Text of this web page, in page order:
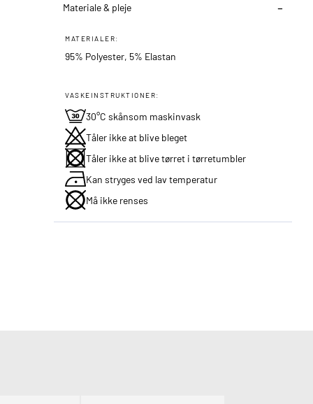
Materiale & pleje
MATERIALER:
95% Polyester, 5% Elastan
VASKEINSTRUKTIONER:
30°C skånsom maskinvask
Tåler ikke at blive bleget
Tåler ikke at blive tørret i tørretumbler
Kan stryges ved lav temperatur
Må ikke renses